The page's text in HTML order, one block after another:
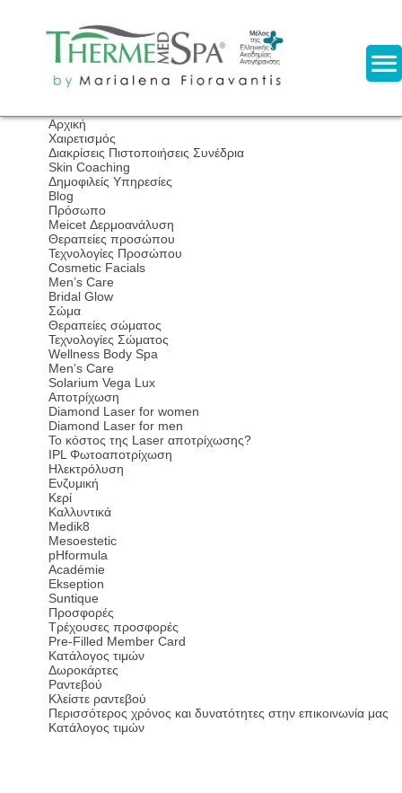
Αρχική
Χαιρετισμός
Διακρίσεις Πιστοποιήσεις Συνέδρια
Skin Coaching
Δημοφιλείς Υπηρεσίες
Blog
Πρόσωπο
Meicet Δερμοανάλυση
Θεραπείες προσώπου
Τεχνολογίες Προσώπου
Cosmetic Facials
Men’s Care
Bridal Glow
Σώμα
Θεραπείες σώματος
Τεχνολογίες Σώματος
Wellness Body Spa
Men’s Care
Solarium Vega Lux
Αποτρίχωση
Diamond Laser for women
Diamond Laser for men
Το κόστος της Laser αποτρίχωσης?
IPL Φωτοαποτρίχωση
Ηλεκτρόλυση
Ενζυμική
Κερί
Καλλυντικά
Medik8
Mesoestetic
pHformula
Académie
Ekseption
Suntique
Προσφορές
Τρέχουσες προσφορές
Pre-Filled Member Card
Κατάλογος τιμών
Δωροκάρτες
Ραντεβού
Κλείστε ραντεβού
Περισσότερος χρόνος και δυνατότητες στην επικοινωνία μας
Κατάλογος τιμών